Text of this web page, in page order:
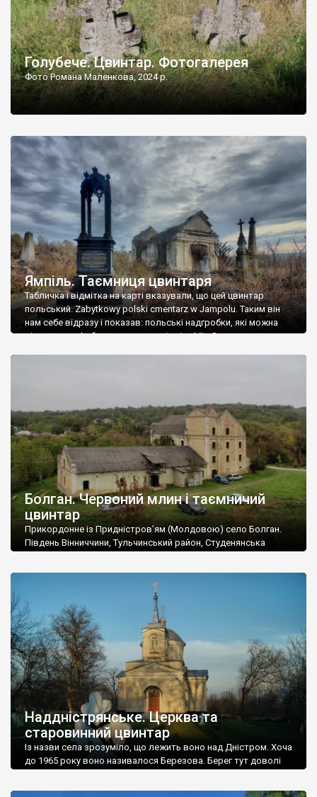
Голубече. Цвинтар. Фотогалерея
Фото Романа Маленкова, 2024 р.
Ямпіль. Таємниця цвинтаря
Табличка і відмітка на карті вказували, що цей цвинтар
польський. Zabytkowy polski cmentarz w Jampolu. Таким він
нам себе відразу і показав: польські надгробки, які можна
віднести до фабричних, польські епітафії… Загалом цвинтар
Болган. Червоний млин і таємничий
цвинтар
Прикордонне із Придністров’ям (Молдовою) село Болган.
Південь Вінниччини, Тульчинський район, Студенянська
старовинний цвинтар із кам’яними хрестами. Всі епітафії, які
збереглися, написані кирилицею, церковнослов’янською
мовою. За всіма традиційними ознаками – цвинтар
український. Хрести датуються 19 століттям. У 1924-1940
роках Болган […]
Наддністрянське. Церква та
старовинний цвинтар
Із назви села зрозуміло, що лежить воно над Дністром. Хоча
до 1965 року воно називалося Березова. Берег тут доволі